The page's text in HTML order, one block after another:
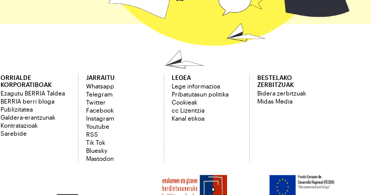
ORRIALDE
KORPORATIBOAK
Ezagutu BERRIA Taldea
BERRIA berri bloga
Publizitatea
Galdera-erantzunak
Kontratazioak
Sarebide
JARRAITU
Whatsapp
Telegram
Twitter
Facebook
Instagram
Youtube
RSS
Tik Tok
Bluesky
Mastodon
LEGEA
Lege informazioa
Pribatutasun politika
Cookieak
cc Lizentzia
Kanal etikoa
BESTELAKO
ZERBITZUAK
Bidera zerbitzuak
Midas Media